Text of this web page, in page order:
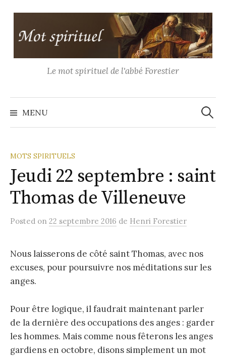
contenu
Le mot spirituel de l'abbé Forestier
MENU
MOTS SPIRITUELS
Jeudi 22 septembre : saint
Thomas de Villeneuve
Posted on 22 septembre 2016 de Henri Forestier
Nous laisserons de côté saint Thomas, avec nos
excuses, pour poursuivre nos méditations sur les
anges.
Pour être logique, il faudrait maintenant parler
de la dernière des occupations des anges : garder
les hommes. Mais comme nous fêterons les anges
gardiens en octobre, disons simplement un mot